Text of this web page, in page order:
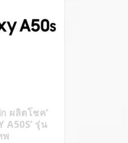
ผลิตโชค’
A50S’ รุ่น
พ